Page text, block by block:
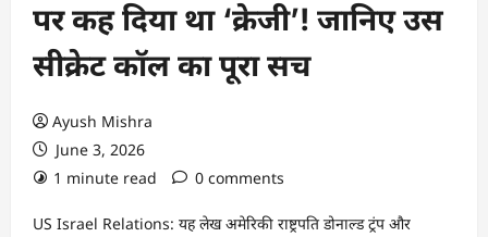
पर कह दिया था ‘क्रेजी’! जानिए उस
सीक्रेट कॉल का पूरा सच
Ayush Mishra
June 3, 2026
1 minute read
0 comments
US Israel Relations: यह लेख अमेरिकी राष्ट्रपति डोनाल्ड ट्रंप और